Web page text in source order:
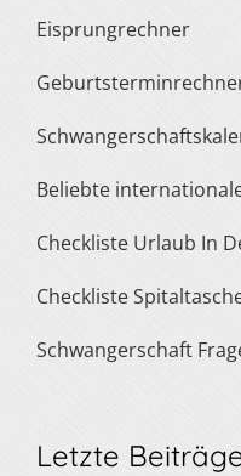
Eisprungrechner
Beliebte
Checkliste Urlaub In
Checkliste
Schwangerschaft
Letzte